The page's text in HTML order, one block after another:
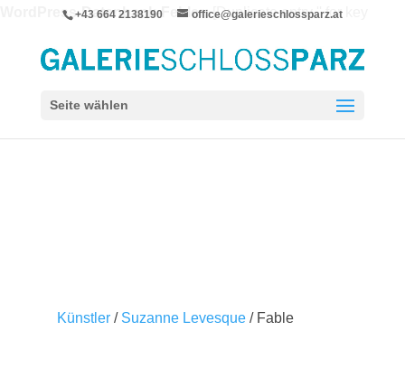
WordPress-Datenbank-Fehler:[Duplicate entry '' for key
ALTER TABLE `wpie_blc_links` ADD UNIQUE KEY
+43 664 2138190 office@galerieschlossparz.at
Seite wählen
Künstler/ Suzanne Levesque/ Fable